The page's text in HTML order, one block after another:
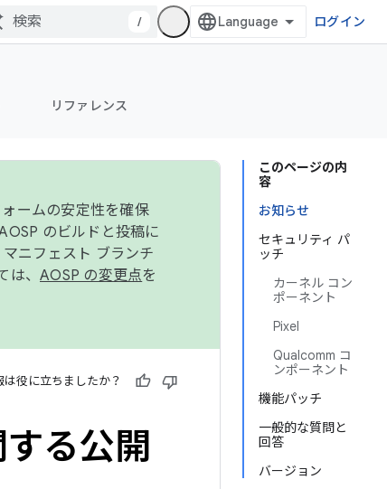
/ ログイン
リファレンス
このページの内
容
お知らせ
セキュリティ パ
ッチ
カーネル コン
ポーネント
Pixel
Qualcomm コ
ンポーネント
機能パッチ
一般的な質問と
回答
バージョン
ームの安定性を確保
のビルドと投稿に
マニフェスト ブランチ
、 AOSP の変更点を
は役に立ちましたか？
る公開